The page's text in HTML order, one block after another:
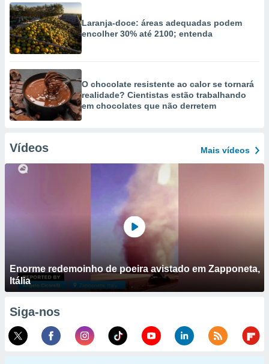
Laranja-doce: áreas adequadas podem
encolher 30% até 2100; entenda
O chocolate resistente ao calor se tornará
realidade? Cientistas estão trabalhando
em chocolates que não derretem
Vídeos Mais vídeos
Enorme redemoinho de poeira avistado em Zapponeta,
Itália
Siga-nos